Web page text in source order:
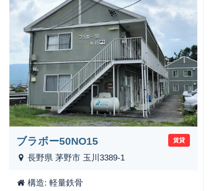
賃貸
ブラボー50NO15
長野県 茅野市 玉川3389-1
構造: 軽量鉄骨